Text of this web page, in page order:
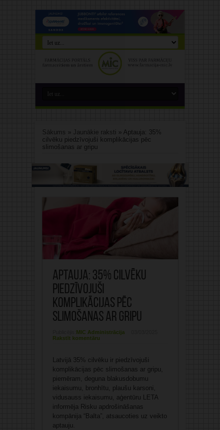
Sākums » Jaunākie raksti » Aptauja: 35%
cilvēku piedzīvojuši komplikācijas pēc
slimošanas ar gripu
Aptauja: 35% cilvēku
piedzīvojuši
komplikācijas pēc
slimošanas ar gripu
MIC Administrācija
Rakstīt komentāru
Latvijā 35% cilvēku ir piedzīvojuši
komplikācijas pēc slimošanas ar gripu,
piemēram, deguna blakusdobumu
iekaisumu, bronhītu, plaušu karsoni,
vidusauss iekaisumu, aģentūru LETA
informēja Risku apdrošināšanas
kompānija “Balta”, atsaucoties uz veikto
aptauju.